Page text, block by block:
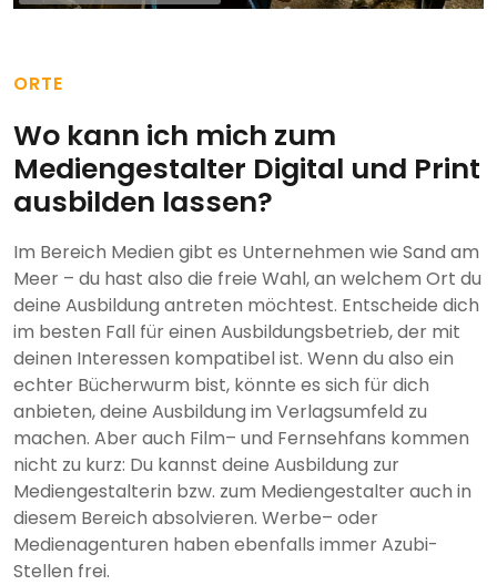
ORTE
Wo kann ich mich zum
Mediengestalter Digital und Print
ausbilden lassen?
Im Bereich Medien gibt es Unternehmen wie Sand am
Meer – du hast also die freie Wahl, an welchem Ort du
deine Ausbildung antreten möchtest. Entscheide dich
im besten Fall für einen Ausbildungsbetrieb, der mit
deinen Interessen kompatibel ist. Wenn du also ein
echter Bücherwurm bist, könnte es sich für dich
anbieten, deine Ausbildung im Verlagsumfeld zu
machen. Aber auch Film– und Fernsehfans kommen
nicht zu kurz: Du kannst deine Ausbildung zur
Mediengestalterin bzw. zum Mediengestalter auch in
diesem Bereich absolvieren. Werbe– oder
Medienagenturen haben ebenfalls immer Azubi-
Stellen frei.